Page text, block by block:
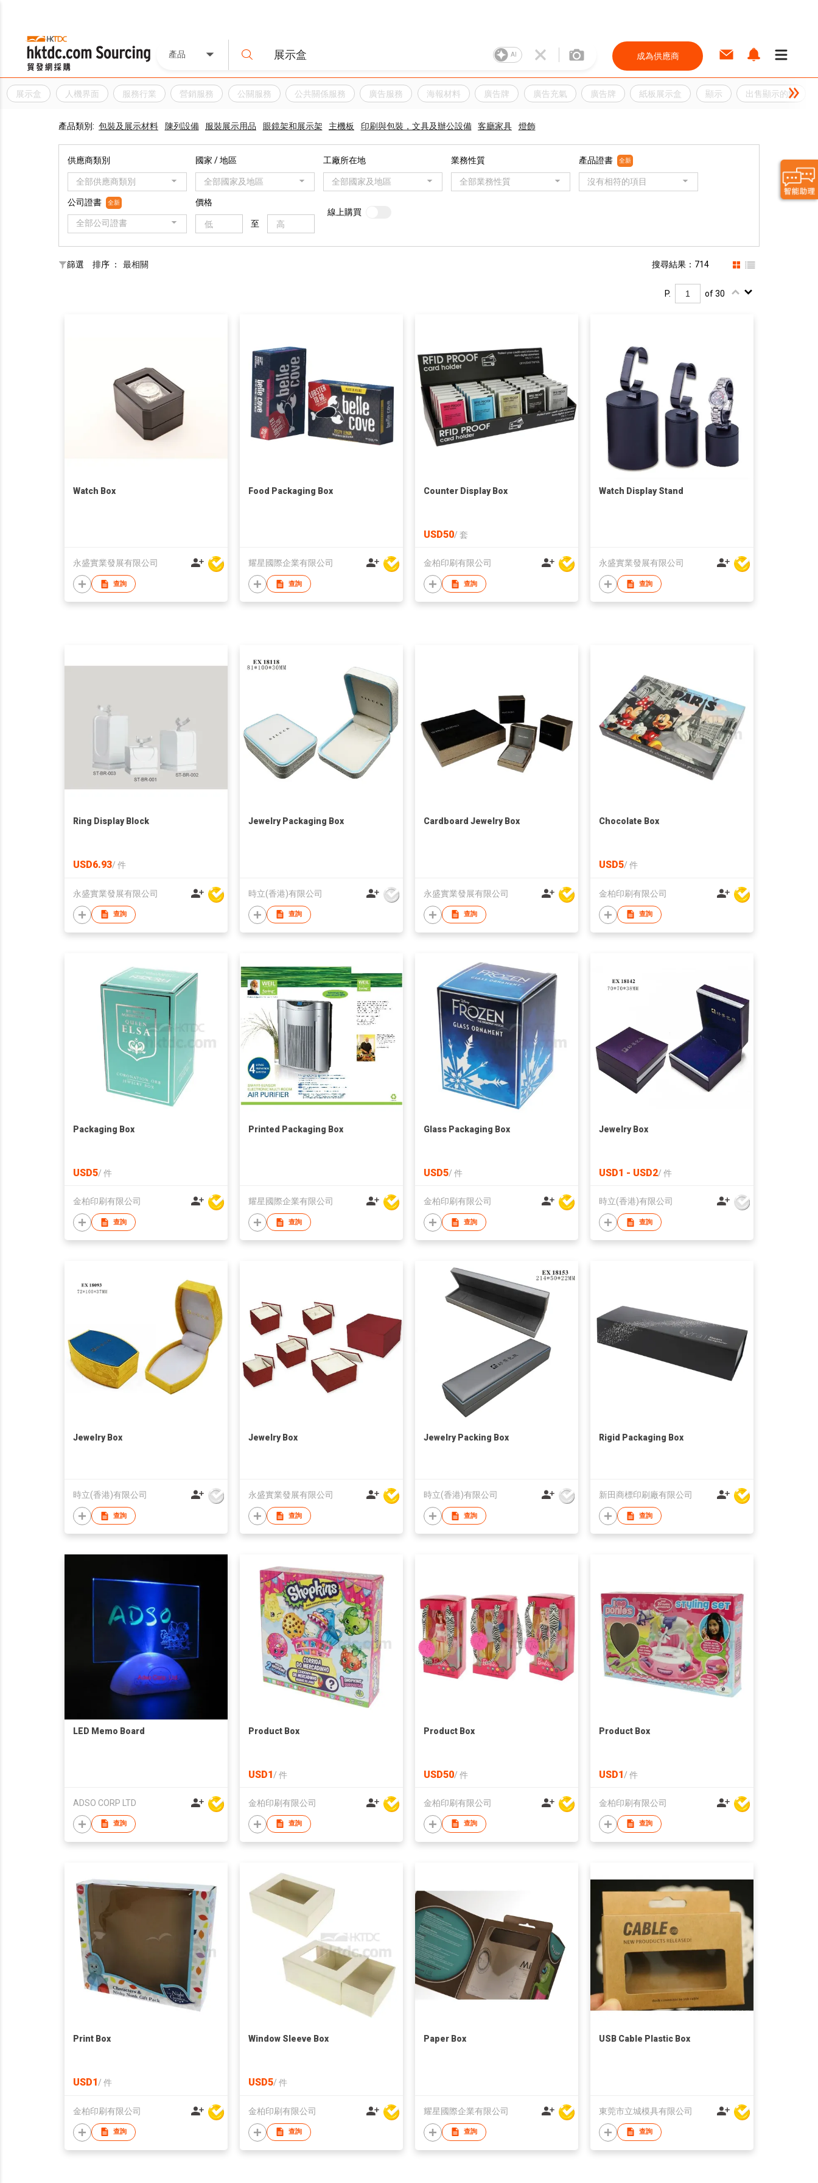
產品 AI 成為供應商
展示盒 人機界面 服務行業 營銷服務 公關服務 公共關係服務 廣告服務 海報材料 廣告牌 廣告充氣 廣告牌 紙板展示盒 顯示 出售顯示的點
產品類別: 包裝及展示材料 陳列設備 服裝展示用品 眼鏡架和展示架 主機板 印刷與包裝，文具及辦公設備 客廳家具 燈飾
供應商類別
全部供應商類別
國家 / 地區
全部國家及地區
工廠所在地
全部國家及地區
業務性質
全部業務性質
產品證書 全新
沒有相符的項目
公司證書 全新
全部公司證書
價格
至
線上購買
篩選 排序 ： 最相關 搜尋結果：714
P. of 30
Watch Box
永盛實業發展有限公司
查詢
Food Packaging Box
耀星國際企業有限公司
查詢
Counter Display Box
USD50/ 套
金柏印刷有限公司
查詢
Watch Display Stand
永盛實業發展有限公司
查詢
Ring Display Block
USD6.93/ 件
永盛實業發展有限公司
查詢
Jewelry Packaging Box
時立(香港)有限公司
查詢
Cardboard Jewelry Box
永盛實業發展有限公司
查詢
Chocolate Box
USD5/ 件
金柏印刷有限公司
查詢
Packaging Box
USD5/ 件
金柏印刷有限公司
查詢
Printed Packaging Box
耀星國際企業有限公司
查詢
Glass Packaging Box
USD5/ 件
金柏印刷有限公司
查詢
Jewelry Box
USD1 - USD2/ 件
時立(香港)有限公司
查詢
Jewelry Box
時立(香港)有限公司
查詢
Jewelry Box
永盛實業發展有限公司
查詢
Jewelry Packing Box
時立(香港)有限公司
查詢
Rigid Packaging Box
新田商標印刷廠有限公司
查詢
LED Memo Board
ADSO CORP LTD
查詢
Product Box
USD1/ 件
金柏印刷有限公司
查詢
Product Box
USD50/ 件
金柏印刷有限公司
查詢
Product Box
USD1/ 件
金柏印刷有限公司
查詢
Print Box
USD1/ 件
金柏印刷有限公司
查詢
Window Sleeve Box
USD5/ 件
金柏印刷有限公司
查詢
Paper Box
耀星國際企業有限公司
查詢
USB Cable Plastic Box
東莞市立城模具有限公司
查詢